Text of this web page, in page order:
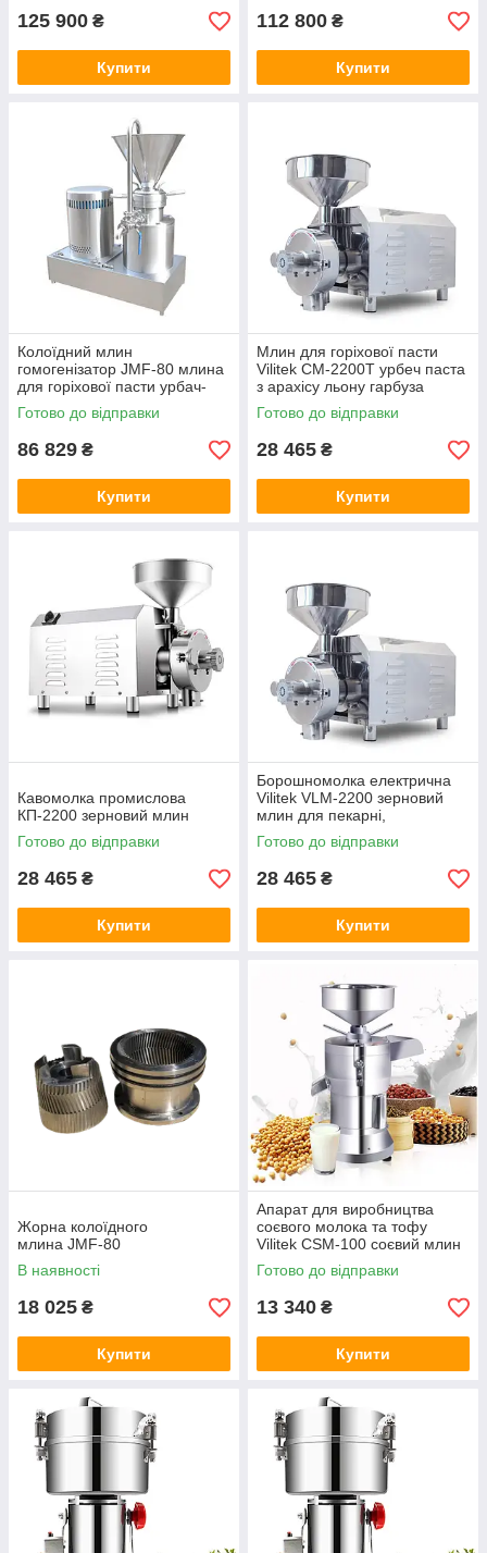
125 900 ₴
Купити
112 800 ₴
Купити
Колоїдний млин
гомогенізатор JMF-80 млина
для горіхової пасти урбач-
паста з арахісу льону
Готово до відправки
86 829 ₴
Купити
Млин для горіхової пасти
Vilitek CM-2200T урбеч паста
з арахісу льону гарбуза
кунжут пастотерка
Готово до відправки
28 465 ₴
Купити
Кавомолка промислова
КП-2200 зерновий млин
Готово до відправки
28 465 ₴
Купити
Борошномолка електрична
Vilitek VLM-2200 зерновий
млин для пекарні,
виробництва
Готово до відправки
28 465 ₴
Купити
Жорна колоїдного
млина JMF-80
В наявності
18 025 ₴
Купити
Апарат для виробництва
соєвого молока та тофу
Vilitek CSM-100 соєвий млин
сепаратор
Готово до відправки
13 340 ₴
Купити